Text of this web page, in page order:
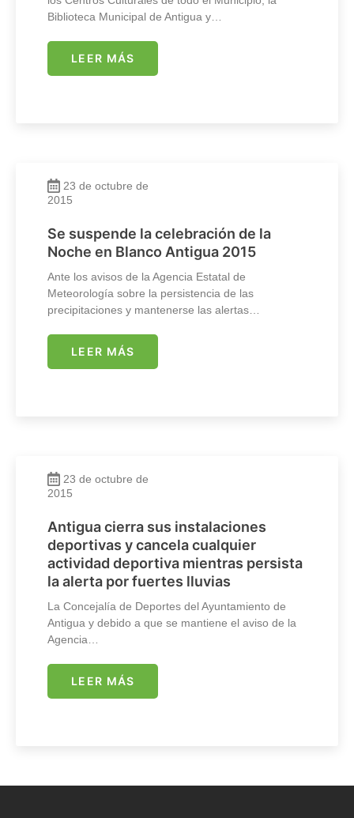
Biblioteca Municipal de Antigua y…
LEER MÁS
23 de octubre de
2015
Se suspende la celebración de la
Noche en Blanco Antigua 2015
Ante los avisos de la Agencia Estatal de
Meteorología sobre la persistencia de las
precipitaciones y mantenerse las alertas…
LEER MÁS
23 de octubre de
2015
Antigua cierra sus instalaciones
deportivas y cancela cualquier
actividad deportiva mientras persista
la alerta por fuertes lluvias
La Concejalía de Deportes del Ayuntamiento de
Antigua y debido a que se mantiene el aviso de la
Agencia…
LEER MÁS